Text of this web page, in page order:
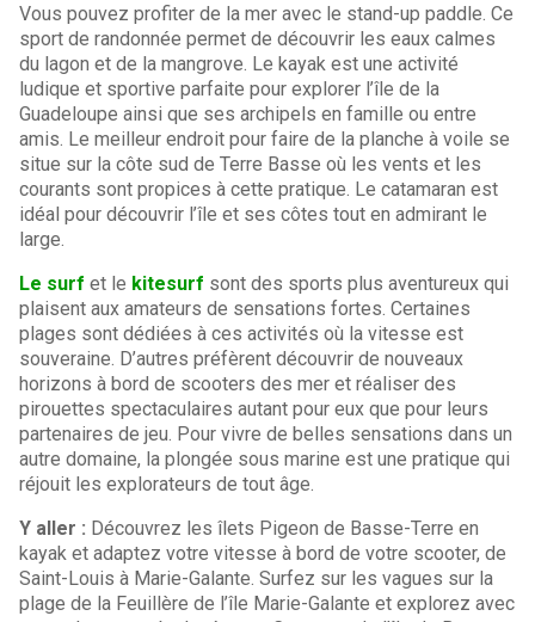
Vous pouvez profiter de la mer avec le stand-up paddle. Ce
sport de randonnée permet de découvrir les eaux calmes
du lagon et de la mangrove. Le kayak est une activité
ludique et sportive parfaite pour explorer l’île de la
Guadeloupe ainsi que ses archipels en famille ou entre
amis. Le meilleur endroit pour faire de la planche à voile se
situe sur la côte sud de Terre Basse où les vents et les
courants sont propices à cette pratique. Le catamaran est
idéal pour découvrir l’île et ses côtes tout en admirant le
large.
Le surf et le kitesurf sont des sports plus aventureux qui
plaisent aux amateurs de sensations fortes. Certaines
plages sont dédiées à ces activités où la vitesse est
souveraine. D’autres préfèrent découvrir de nouveaux
horizons à bord de scooters des mer et réaliser des
pirouettes spectaculaires autant pour eux que pour leurs
partenaires de jeu. Pour vivre de belles sensations dans un
autre domaine, la plongée sous marine est une pratique qui
réjouit les explorateurs de tout âge.
Y aller : Découvrez les îlets Pigeon de Basse-Terre en
kayak et adaptez votre vitesse à bord de votre scooter, de
Saint-Louis à Marie-Galante. Surfez sur les vagues sur la
plage de la Feuillère de l’île Marie-Galante et explorez avec